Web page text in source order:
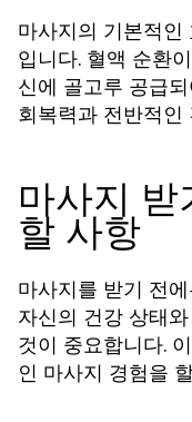
마사지의 기본적인
입니다. 혈액 순환
신에 골고루 공급
회복력과 전반적인
마사지
할 사항
마사지를 받기 전
자신의 건강 상태
것이 중요합니다.
인 마사지 경험을